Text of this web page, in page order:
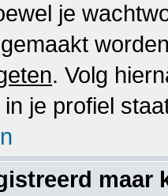
je
. Volg
je profiel
maar